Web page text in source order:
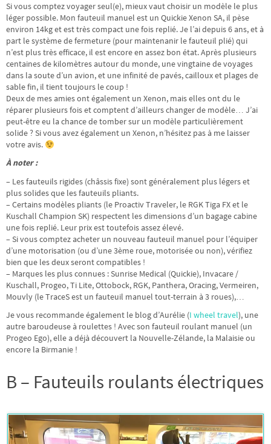
Si vous comptez voyager seul(e), mieux vaut choisir un modèle le plus
léger possible. Mon fauteuil manuel est un Quickie Xenon SA, il pèse
environ 14kg et est très compact une fois replié. Je l’ai depuis 6 ans, et à
part le système de fermeture (pour maintenanir le fauteuil plié) qui
n’est plus très efficace, il est encore en assez bon état. Après plusieurs
centaines de kilomètres autour du monde, une vingtaine de voyages
dans la soute d’un avion, et une infinité de pavés, cailloux et plages de
sable fin, il tient toujours le coup !
Deux de mes amies ont également un Xenon, mais elles ont du le
réparer plusieurs fois et comptent d’ailleurs changer de modèle… J’ai
peut-être eu la chance de tomber sur un modèle particulièrement
solide ? Si vous avez également un Xenon, n’hésitez pas à me laisser
votre avis.
À noter :
– Les fauteuils rigides (châssis fixe) sont généralement plus légers et
plus solides que les fauteuils pliants.
– Certains modèles pliants (le Proactiv Traveler, le RGK Tiga FX et le
Kuschall Champion SK) respectent les dimensions d’un bagage cabine
une fois replié. Leur prix est toutefois assez élevé.
– Si vous comptez acheter un nouveau fauteuil manuel pour l’équiper
d’une motorisation (ou d’une 3ème roue, motorisée ou non), vérifiez
bien que les deux seront compatibles !
– Marques les plus connues : Sunrise Medical (Quickie), Invacare /
Kuschall, Progeo, Ti Lite, Ottobock, RGK, Panthera, Oracing, Vermeiren,
Mouvly (le TraceS est un fauteuil manuel tout-terrain à 3 roues),…
Je vous recommande également le blog d’Aurélie (I wheel travel), une
autre baroudeuse à roulettes ! Avec son fauteuil roulant manuel (un
Progeo Ego), elle a déjà découvert la Nouvelle-Zélande, la Malaisie ou
encore la Birmanie !
B – Fauteuils roulants électriques